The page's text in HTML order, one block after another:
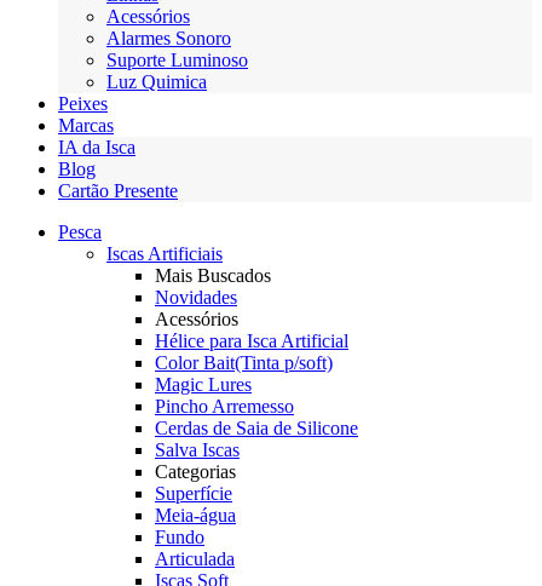
Acessórios
Alarmes Sonoro
Suporte Luminoso
Luz Quimica
Peixes
Marcas
IA da Isca
Blog
Cartão Presente
Pesca
Iscas Artificiais
Mais Buscados
Novidades
Acessórios
Hélice para Isca Artificial
Color Bait(Tinta p/soft)
Magic Lures
Pincho Arremesso
Cerdas de Saia de Silicone
Salva Iscas
Categorias
Superfície
Meia-água
Fundo
Articulada
Iscas Soft